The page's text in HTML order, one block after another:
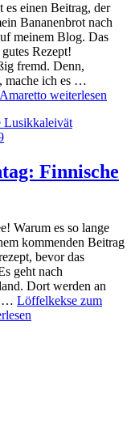
einen Beitrag, der
Bananenbrot nach
meinem Blog. Das
Rezept!
fremd. Denn,
mache ich es …
weiterlesen
Finnische
Warum es so lange
kommenden Beitrag
bevor das
geht nach
Dort werden an
… Löffelkekse zum